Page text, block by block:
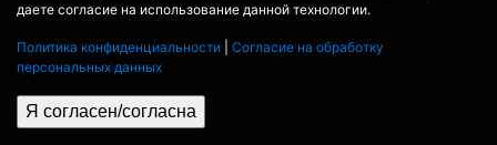
даете согласие на использование данной технологии.
Политика конфиденциальности
Согласие на обработку
персональных данных
Я согласен/согласна